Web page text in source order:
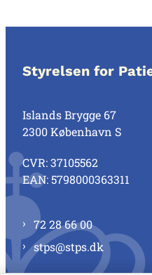
Styrelsen for
Islands Brygge 67
2300 København S
CVR: 37105562
EAN: 5798000363311
72 28 66 00
stps@stps.dk